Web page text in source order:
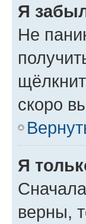
Я
Не
скоро
Я
верны,